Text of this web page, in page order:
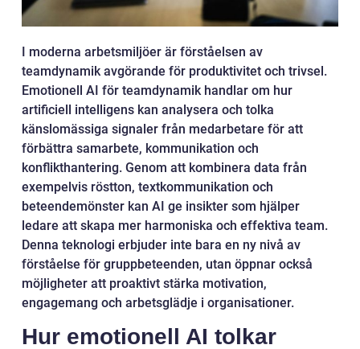
I moderna arbetsmiljöer är förståelsen av
teamdynamik avgörande för produktivitet och trivsel.
Emotionell AI för teamdynamik handlar om hur
artificiell intelligens kan analysera och tolka
känslomässiga signaler från medarbetare för att
förbättra samarbete, kommunikation och
konflikthantering. Genom att kombinera data från
exempelvis röstton, textkommunikation och
beteendemönster kan AI ge insikter som hjälper
ledare att skapa mer harmoniska och effektiva team.
Denna teknologi erbjuder inte bara en ny nivå av
förståelse för gruppbeteenden, utan öppnar också
möjligheter att proaktivt stärka motivation,
engagemang och arbetsglädje i organisationer.
Hur emotionell AI tolkar